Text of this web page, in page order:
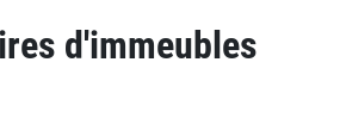
d'immeubles